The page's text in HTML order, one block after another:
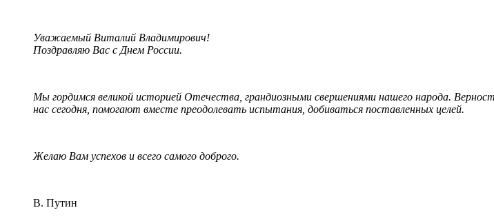
Уважаемый Виталий Владимирович!
Поздравляю Вас с Днем России.
Мы гордимся великой историей Отечества, грандиозными свершениями нашего народа.
нас сегодня, помогают вместе преодолевать испытания, добиваться поставленных целей.
Желаю Вам успехов и всего самого доброго.
В. Путин